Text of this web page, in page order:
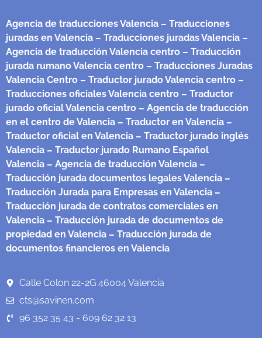
Agencia de traducciones Valencia – Traducciones
juradas en Valencia – Traducciones juradas Valencia –
Agencia de traducción Valencia centro – Traducción
jurada rumano Valencia centro – Traducciones Juradas
Valencia Centro – Traductor jurado Valencia centro –
Traducciones oficiales Valencia centro – Traductor
jurado oficial Valencia centro – Agencia de traducción
en el centro de Valencia – Traductor en Valencia –
Traductor oficial en Valencia – Traductor jurado inglés
Valencia – Traductor jurado Rumano Español
Valencia – Agencia de traducción Valencia –
Traducción jurada documentos legales Valencia –
Traducción Jurada para Empresas en Valencia –
Traducción jurada de contratos comerciales en
Valencia – Traducción jurada de documentos de
propiedad en Valencia – Traducción jurada de
documentos financieros en Valencia
Calle Colon 22-2G 46004 Valencia
cts@savinen.com
96 352 35 43 - 609 62 32 13